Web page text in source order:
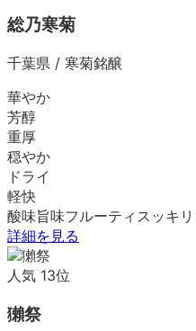
総乃寒菊
千葉県 / 寒菊銘醸
華やか
芳醇
重厚
穏やか
ドライ
軽快
酸味旨味フルーティ スッキリ
詳細を見る
人気 13位
獺祭